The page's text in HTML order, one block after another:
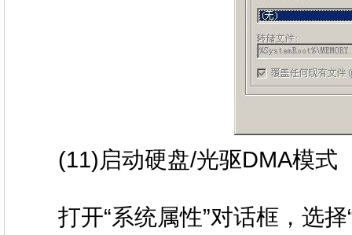
(11)启动硬盘/光驱DMA模式
打开“系统属性”对话框，选择“